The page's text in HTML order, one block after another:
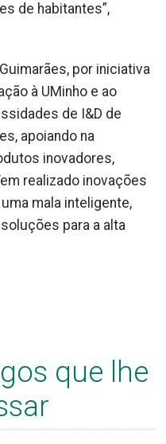
de habitantes”,
por iniciativa
à UMinho e ao
de I&D de
apoiando na
inovadores,
realizado inovações
mala inteligente,
para a alta
que lhe